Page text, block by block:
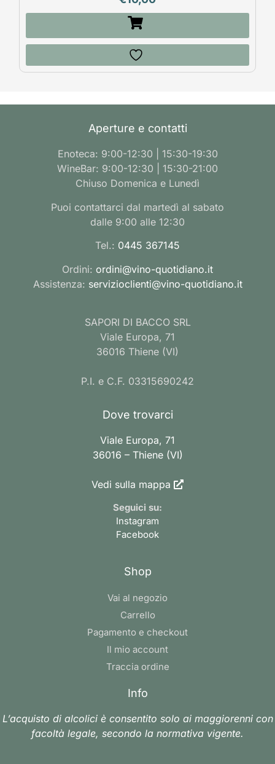
Aperture e contatti
Enoteca: 9:00-12:30 | 15:30-19:30
WineBar: 9:00-12:30 | 15:30-21:00
Chiuso Domenica e Lunedì
Puoi contattarci dal martedì al sabato
dalle 9:00 alle 12:30
Tel.: 0445 367145
Ordini: ordini@vino-quotidiano.it
Assistenza: servizioclienti@vino-quotidiano.it
SAPORI DI BACCO SRL
Viale Europa, 71
36016 Thiene (VI)
P.I. e C.F. 03315690242
Dove trovarci
Viale Europa, 71
36016 – Thiene (VI)
Vedi sulla mappa
Seguici su:
Instagram
Facebook
Shop
Vai al negozio
Carrello
Pagamento e checkout
Il mio account
Traccia ordine
Info
L’acquisto di alcolici è consentito solo ai maggiorenni con
facoltà legale, secondo la normativa vigente.